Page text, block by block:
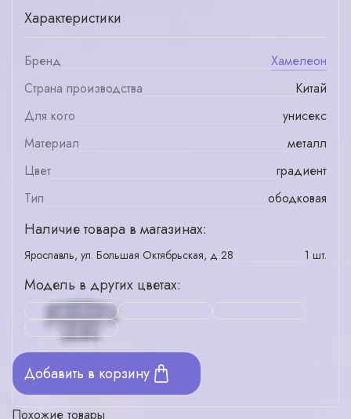
Характеристики
Бренд
Хамелеон
Страна производства
Китай
Для кого
унисекс
Материал
металл
Цвет
градиент
Тип
ободковая
Наличие товара в магазинах:
Ярославль, ул. Большая Октябрьская, д 28 1 шт.
Модель в других цветах:
Добавить в корзину
Похожие товары